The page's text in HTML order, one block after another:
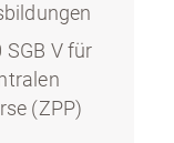
V für
(ZPP)